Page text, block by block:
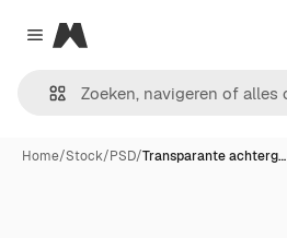
Close menu
Magnific
Home/Stock/PSD/Transparante achterg…